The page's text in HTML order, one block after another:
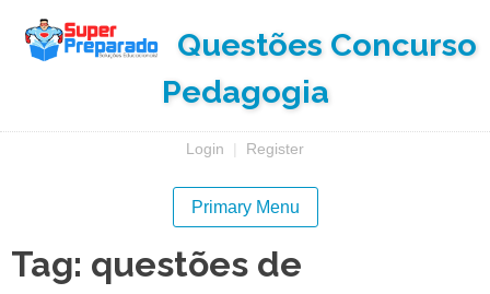
Skip
Questões Concurso
Pedagogia
Login | Register
Primary Menu
Tag: questões de